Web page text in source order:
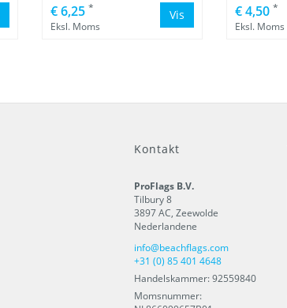
€ 6,25 *
Eksl. Moms
Vis € 4,50 *
Eksl. Moms
Kontakt
ProFlags B.V.
Tilbury 8
3897 AC, Zeewolde
Nederlandene
info@beachflags.com
+31 (0) 85 401 4648
Handelskammer: 92559840
Momsnummer: